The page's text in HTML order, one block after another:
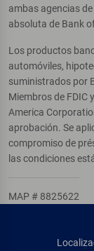
ambas agencias
absoluta de Bank
Los productos
automóviles,
suministrados por
Miembros de FDIC
America
aprobación. Se
compromiso de
las condiciones
MAP # 8825622